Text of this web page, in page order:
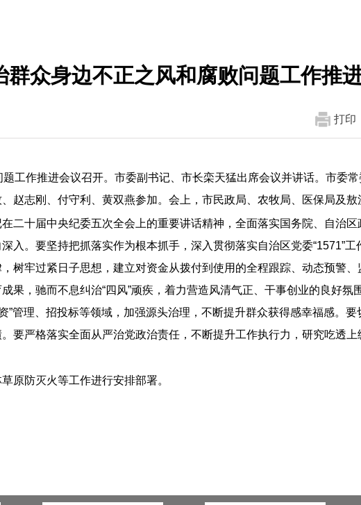
众身边不正之风和腐败问题工作推
打印
工作推进会议召开。市委副书记、市长栾天猛出席会议并讲话。市委
赵志刚、付守利、黄双燕参加。会上，市民政局、农牧局、医保局及敖
二十届中央纪委五次全会上的重要讲话精神，全面落实国务院、自治
入。要坚持把抓落实作为根本抓手，深入贯彻落实自治区党委“1571”
树牢过紧日子思想，建立对资金从拨付到使用的全程跟踪、动态预警
果，驰而不息纠治“四风”顽疾，着力营造风清气正、干事创业的良好氛
”管理、招投标等领域，加强源头治理，不断提升群众获得感幸福感。
要严格落实全面从严治党政治责任，不断提升工作执行力，研究吃透
原防灭火等工作进行安排部署。